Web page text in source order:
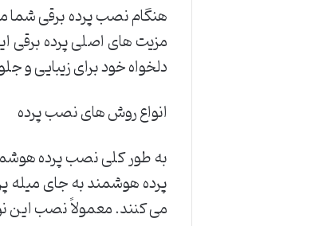
هنگام نصب پرده برقی شما
مزیت های اصلی پرده برقی
دلخواه خود برای زیبایی و
انواع روش های نصب پرده
به طور کلی نصب پرده
پرده هوشمند به جای میله
می کنند. معمولاً نصب این